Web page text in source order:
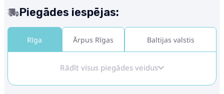
Piegādes iespējas:
Rīga Ārpus Rīgas Baltijas valstis
Rādīt visus piegādes veidus